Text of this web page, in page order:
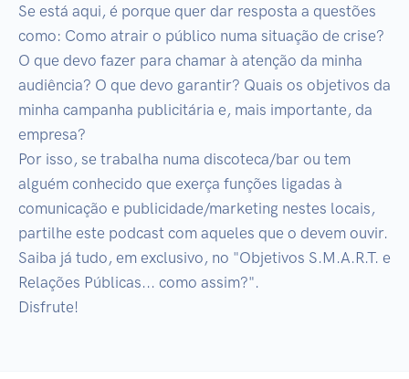
Se está aqui, é porque quer dar resposta a questões
como: Como atrair o público numa situação de crise?
O que devo fazer para chamar à atenção da minha
audiência? O que devo garantir? Quais os objetivos da
minha campanha publicitária e, mais importante, da
empresa?
Por isso, se trabalha numa discoteca/bar ou tem
alguém conhecido que exerça funções ligadas à
comunicação e publicidade/marketing nestes locais,
partilhe este podcast com aqueles que o devem ouvir.
Saiba já tudo, em exclusivo, no "Objetivos S.M.A.R.T. e
Relações Públicas... como assim?".
Disfrute!